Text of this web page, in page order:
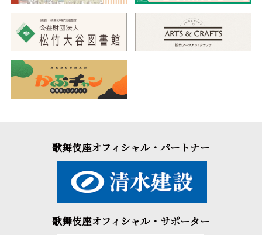
歌舞伎座オフィシャル・パートナー
歌舞伎座オフィシャル・サポーター